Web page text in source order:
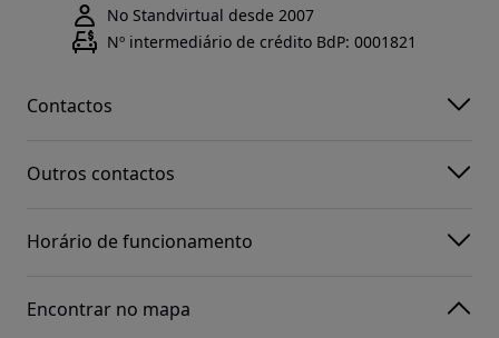
No Standvirtual desde 2007
Nº intermediário de crédito BdP: 0001821
Contactos
Outros contactos
Horário de funcionamento
Encontrar no mapa